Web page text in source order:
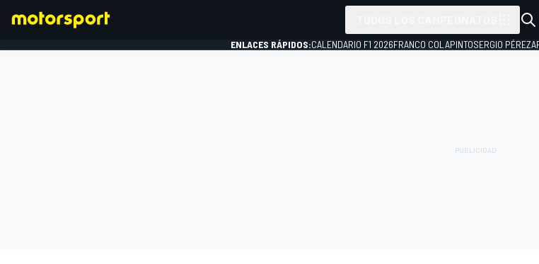
ENLACES RÁPIDOS:CALENDARIO F1 2026FRANCO COLAPINTOSERGIO PÉREZ